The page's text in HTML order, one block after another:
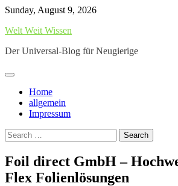
Skip
content
Sunday, August 9, 2026
Welt Weit Wissen
Der Universal-Blog für Neugierige
Home
allgemein
Impressum
Search
for:
Foil direct GmbH –
Flex Folienlösungen